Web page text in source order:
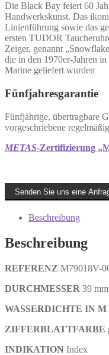
Die Black Bay feiert 60
Handwerkskunst. Das
Linienführung sowie das
ersten TUDOR
Zeiger, genannt
die in den 1970er-Jahren
Marine geliefert wurden
Fünfjahresgarantie
Fünfjährige, übertragbare
vorgeschriebene
METAS-Zertifizierung
Senden Sie uns eine
Beschreibung
Beschreibung
REFERENZ M79018V-
DURCHMESSER 39 mm
WASSERDICHTE IN M
ZIFFERBLATTFARBE
INDIKATION Index